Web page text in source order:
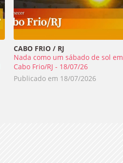
CABO FRIO / RJ
Nada como um sábado de sol em
Cabo Frio/RJ - 18/07/26
Publicado em 18/07/2026